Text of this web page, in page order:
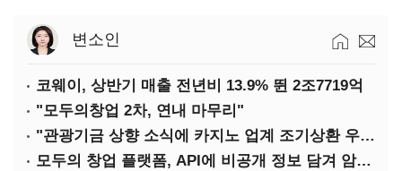
변소인
코웨이, 상반기 매출 전년비 13.9% 뛴 2조7719억
"모두의창업 2차, 연내 마무리"
"관광기금 상향 소식에 카지노 업계 조기상환 우려"
모두의 창업 플랫폼, API에 비공개 정보 담겨 암호키까지 새나갔다